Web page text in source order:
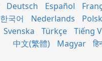
Deutsch Español
한국어 Nederlands
Svenska Türkçe Tiếng
中文(繁體)
Magyar